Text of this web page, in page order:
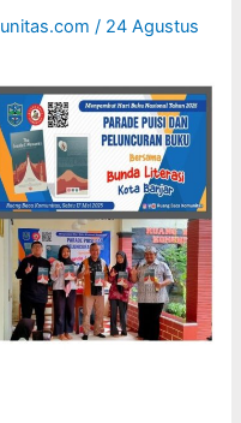
/ 24 Agustus